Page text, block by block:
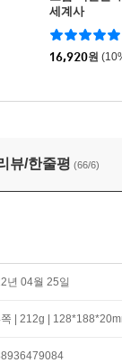
세계사
16,920원
뷰/한줄평 (66/6)
년 04월 25일
| 212g |